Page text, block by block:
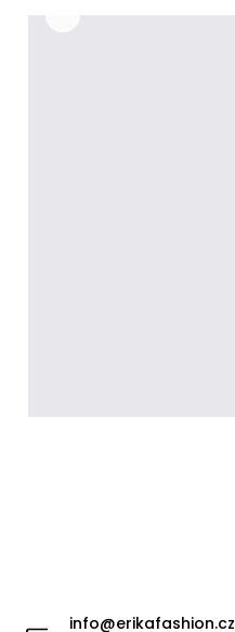
info@erikafashion.cz